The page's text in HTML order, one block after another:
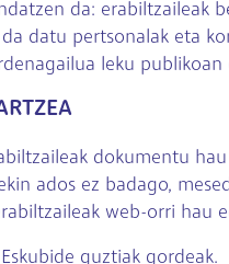
da: erabiltzaileak
datu pertsonalak eta
leku
dokumentu
ados ez badago,
web-orri hau
guztiak gordeak.